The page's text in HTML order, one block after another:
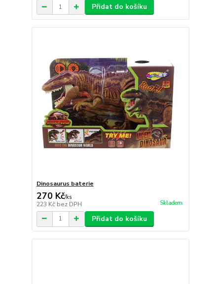
Přidat do košíku
Dinosaurus baterie
270 Kč/ks
223 Kč bez DPH Skladem
Přidat do košíku